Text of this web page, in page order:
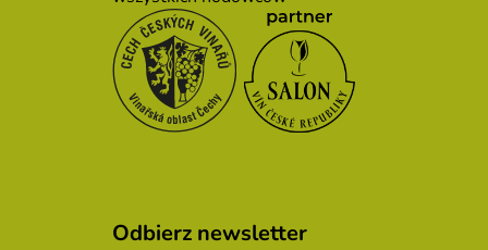
Odbierz newsletter